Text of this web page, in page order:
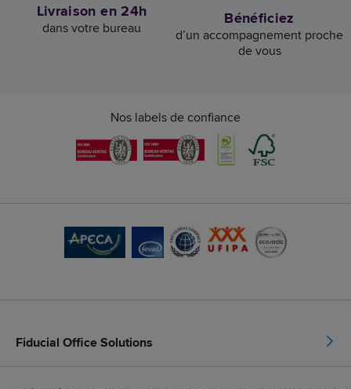
Livraison en 24h
dans votre bureau Bénéficiez
d’un accompagnement proche
de vous
Nos labels de confiance
Fiducial Office Solutions